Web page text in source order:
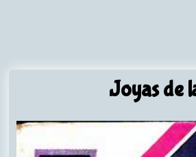
Joyas de